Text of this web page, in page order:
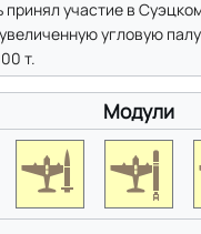
принял участие в
угловую
т.
Модули